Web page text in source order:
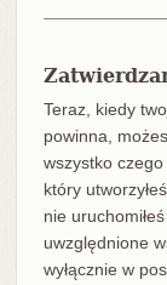
Teraz, kiedy
powinna,
wszystko
który
nie
uwzględnione
wyłącznie w